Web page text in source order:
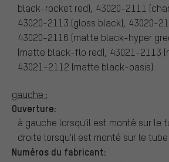
black-rocket red), 43020-2111
43020-2113 (gloss black), 43020-
43020-2116 (matte black-hyper
(matte black-flo red), 43021-2113
43021-2112 (matte black-oasis)
gauche :
Ouverture:
à gauche lorsqu'il est monté sur le
droite lorsqu'il est monté sur le
Numéros du fabricant: